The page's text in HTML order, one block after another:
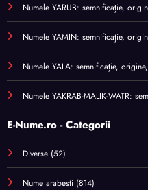
Numele YARUB: semnificație,
Numele YAMIN: semnificație,
Numele YALA: semnificație,
Numele YAKRAB-MALIK-WATR:
E-Nume.ro - Categorii
Diverse (52)
Nume arabesti (814)